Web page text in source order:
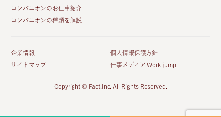
コンパニオンのお仕事紹介
コンパニオンの種類を解説
企業情報
個人情報保護方針
サイトマップ
仕事メディア Work jump
Copyright © Fact,Inc. All Rights Reserved.